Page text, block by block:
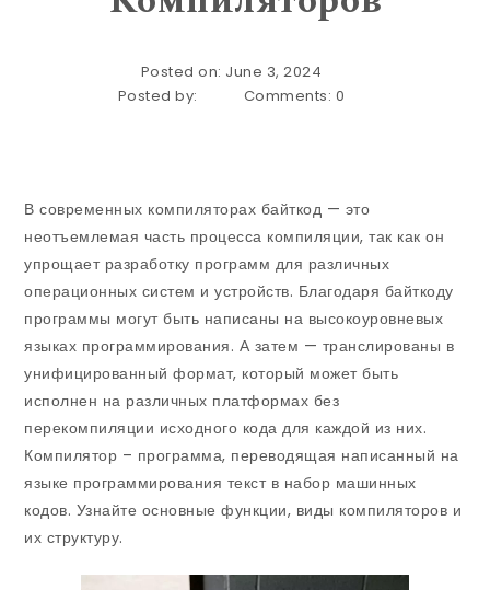
Posted on: June 3, 2024
Posted by:
Comments: 0
В современных компиляторах байткод — это
неотъемлемая часть процесса компиляции, так как он
упрощает разработку программ для различных
операционных систем и устройств. Благодаря байткоду
программы могут быть написаны на высокоуровневых
языках программирования. А затем — транслированы в
унифицированный формат, который может быть
исполнен на различных платформах без
перекомпиляции исходного кода для каждой из них.
Компилятор – программа, переводящая написанный на
языке программирования текст в набор машинных
кодов. Узнайте основные функции, виды компиляторов и
их структуру.